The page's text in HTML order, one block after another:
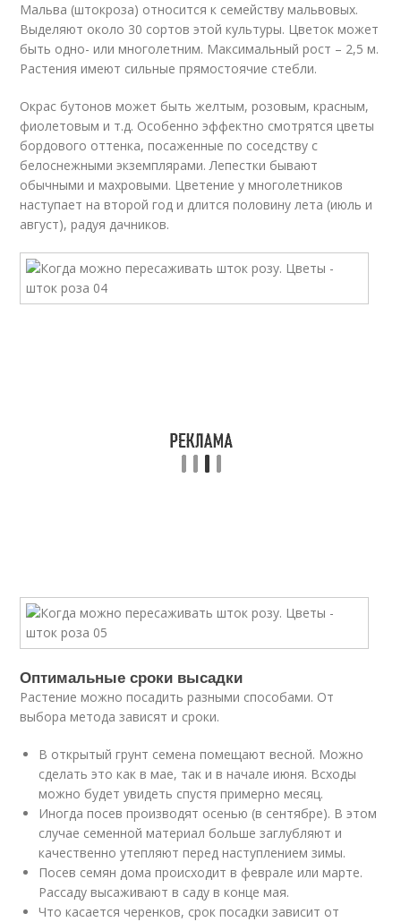
Мальва (штокроза) относится к семейству мальвовых.
Выделяют около 30 сортов этой культуры. Цветок может
быть одно- или многолетним. Максимальный рост – 2,5 м.
Растения имеют сильные прямостоячие стебли.
Окрас бутонов может быть желтым, розовым, красным,
фиолетовым и т.д. Особенно эффектно смотрятся цветы
бордового оттенка, посаженные по соседству с
белоснежными экземплярами. Лепестки бывают
обычными и махровыми. Цветение у многолетников
наступает на второй год и длится половину лета (июль и
август), радуя дачников.
Оптимальные сроки высадки
Растение можно посадить разными способами. От
выбора метода зависят и сроки.
В открытый грунт семена помещают весной. Можно
сделать это как в мае, так и в начале июня. Всходы
можно будет увидеть спустя примерно месяц.
Иногда посев производят осенью (в сентябре). В этом
случае семенной материал больше заглубляют и
качественно утепляют перед наступлением зимы.
Посев семян дома происходит в феврале или марте.
Рассаду высаживают в саду в конце мая.
Что касается черенков, срок посадки зависит от